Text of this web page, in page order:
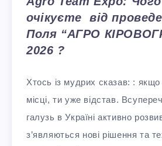
очікуєте від
Поля “АГРО
2026 ?
Хтось із мудрих сказав: :
місці, ти уже відстав.
галузь в Україні активно
з’являються нові рішення та